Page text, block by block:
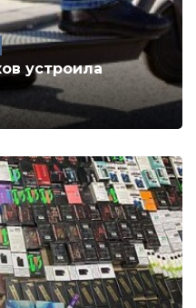
устроила